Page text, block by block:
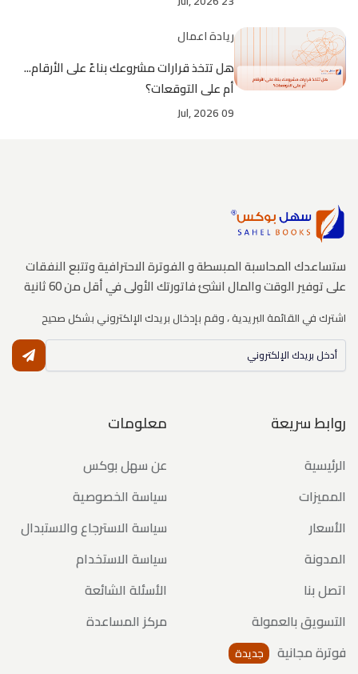
ريادة اعمال
هل تتخذ قرارات مشروعك بناءً على الأرقام...
أم على التوقعات؟
09 Jul, 2026
ستساعدك المحاسبة المبسطة و الفوترة الاحترافية وتتبع النفقات
على توفير الوقت والمال انشئ فاتورتك الأولى في أقل من 60 ثانية
اشترك في القائمة البريدية ، وقم بإدخال بريدك الإلكتروني بشكل صحيح
روابط سريعة
الرئيسية
المميزات
الأسعار
المدونة
اتصل بنا
التسويق بالعمولة
فوترة مجانية
جديدة
معلومات
عن سهل بوكس
سياسة الخصوصية
سياسة الاسترجاع والاستبدال
سياسة الاستخدام
الأسئلة الشائعة
مركز المساعدة